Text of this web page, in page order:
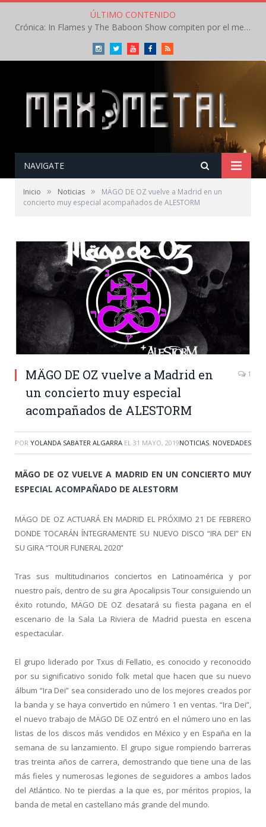
ÚLTIMO CONTENIDO
Crónica: In Flames y The Baboon Show compiten por el mejor concierto del día en el Leyendas del Rock – Viernes – Agosto 2026
InstagramTwitterYoutubeFacebookRSS
NAVIGATE
Inicio » Noticias »
MÄGO DE OZ vuelve a Madrid en un
concierto muy especial acompañados de ALESTORM
MÄGO DE OZ vuelve a Madrid en
un concierto muy especial
acompañados de ALESTORM
1
POR YOLANDA SABATER ALGARRA EL 31 MAYO, 2019NOTICIAS, NOVEDADES
MÄGO DE OZ VUELVE A MADRID EN UN CONCIERTO MUY
ESPECIAL ACOMPAÑADO DE ALESTORM
MÄGO DE OZ ACTUARÁ EN MADRID EL PRÓXIMO 21 DE FEBRERO
DONDE TOCARÁN ÍNTEGRAMENTE SU NUEVO DISCO “IRA DEI” EN
SU GIRA “TOUR FUNERAL 2020”
Tras sus multitudinarios conciertos en Latinoamérica y por
nuestro país, dentro de su gira Apocalipsis Tour consiguiendo un
éxito rotundo, MÄGO DE OZ desatará su fiesta pagana en el
escenario de la Sala La Riviera de Madrid puesta en escena
espectacular.
El grupo liderado por Txus di Fellatio, es conocido y reconocido
por su significativo sonido folk metal que hacen que su nuevo
álbum “Ira Dei” sea considerado uno de los mejores creados por
la banda y se haya convertido en número 1 en ventas. “Ira Dei”,
el nuevo trabajo de MÄGO DE OZ entró en el número uno en las
listas de los discos más vendidos en México y en España en la
semana de su lanzamiento. El grupo sigue rompiendo barreras
tras treinta años de carrera, demostrando que tiene una de las
más fieles y numerosas legiones de seguidores a ambos lados
del Atlántico. No te pierdas a la que es, por méritos propios, la
banda de metal en castellano más grande del mundo.